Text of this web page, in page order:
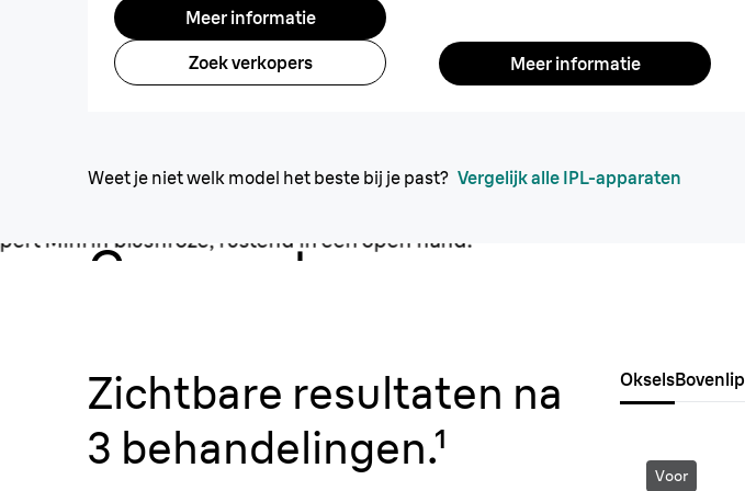
Meer informatie
Zoek verkopers Meer informatie
Weet je niet welk model het beste bij je past? Vergelijk alle IPL-apparaten
Compact, maar
Zichtbare resultaten na
3 behandelingen.¹
OkselsBovenlip
Voor